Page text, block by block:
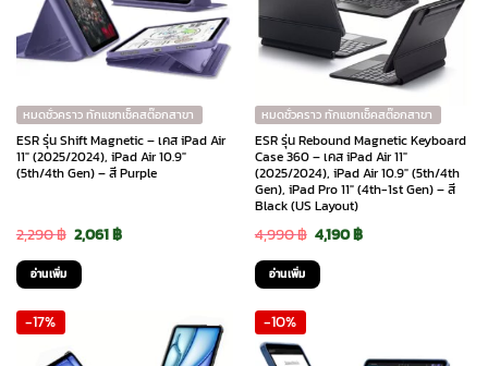
หมดชั่วคราว ทักแชทเช็คสต๊อกสาขา
ESR รุ่น Shift Magnetic – เคส iPad Air
11″ (2025/2024), iPad Air 10.9″
(5th/4th Gen) – สี Purple
2,290฿ Original
price
was:
2,061฿Current
2,061 ฿.
อ่านเพิ่ม
หมดชั่วคราว ทักแชทเช็คสต๊อกสาขา
ESR รุ่น Rebound Magnetic Keyboard
Case 360 – เคส iPad Air 11″
(2025/2024), iPad Air 10.9″ (5th/4th
Gen), iPad Pro 11″ (4th-1st Gen) – สี
Black (US Layout)
4,990฿ Original
price
was:
4,190฿Current
อ่านเพิ่ม
-17% -10%